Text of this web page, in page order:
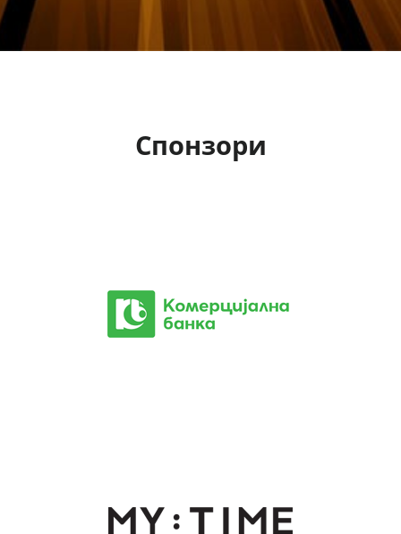
Спонзори